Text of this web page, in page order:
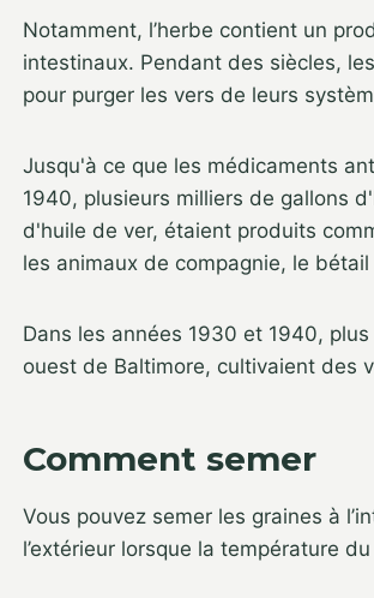
Notamment, l’herbe contient un
intestinaux. Pendant des siècles,
pour purger les vers de leurs
Jusqu'à ce que les médicaments
1940, plusieurs milliers de gallons
d'huile de ver, étaient produits
les animaux de compagnie, le
Dans les années 1930 et 1940,
ouest de Baltimore, cultivaient des
Comment semer
Vous pouvez semer les graines à
l’extérieur lorsque la température